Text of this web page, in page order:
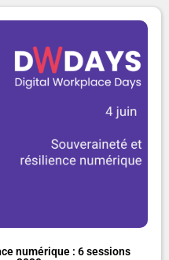
numérique : 6 sessions